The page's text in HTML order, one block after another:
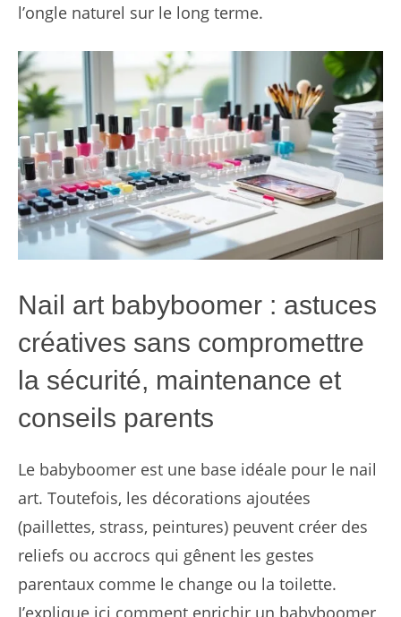
l’ongle naturel sur le long terme.
Nail art babyboomer : astuces
créatives sans compromettre
la sécurité, maintenance et
conseils parents
Le babyboomer est une base idéale pour le nail
art. Toutefois, les décorations ajoutées
(paillettes, strass, peintures) peuvent créer des
reliefs ou accrocs qui gênent les gestes
parentaux comme le change ou la toilette.
J’explique ici comment enrichir un babyboomer